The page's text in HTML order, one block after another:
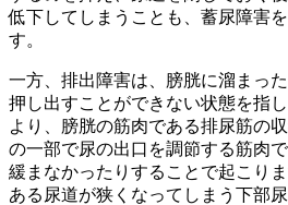
低下してしまうことも、蓄尿障害
す。
一方、 排出障害は、膀胱に溜まっ
押し出すことができない状態を指
より、膀胱の筋肉である排尿筋の
の一部で尿の出口を調節する筋肉
緩まなかったりすることで起こり
ある尿道が狭くなってしまう下部